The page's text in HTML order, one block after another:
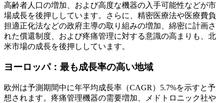
高齢者人口の増加、および高度な機器の入手可能性などが市
場成長を後押ししています。さらに、精密医療法や医療費負
担適正化法などの政府主導の取り組みの増加、綿密に計画さ
れた償還制度、および疼痛管理に対する意識の高まりも、北
米市場の成長を後押ししています。
ヨーロッパ：最も成長率の高い地域
欧州は予測期間中に年平均成長率（CAGR）5.7%を示すと予
想されます。疼痛管理機器の需要増加、メドトロニック社や